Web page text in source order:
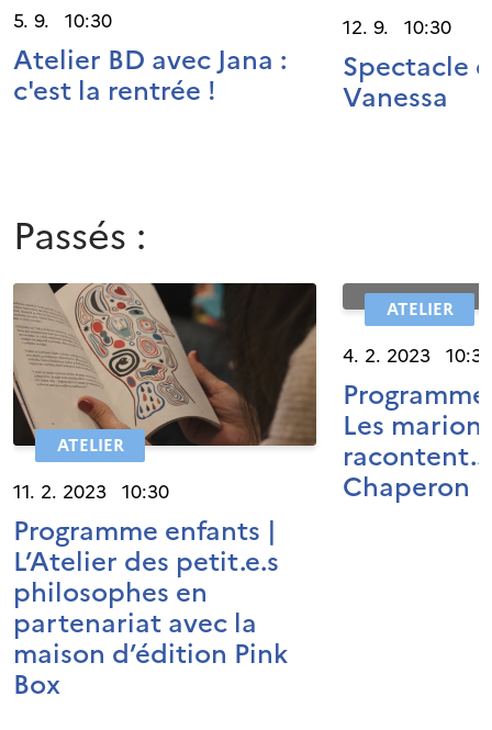
5. 9. 10:30
Atelier BD avec Jana :
c'est la rentrée !
12. 9. 10:30
Spectacle
Vanessa
Passés :
ATELIER
11. 2. 2023 10:30
Programme enfants |
L’Atelier des petit.e.s
philosophes en
partenariat avec la
maison d’édition Pink
Box
ATELIER
4. 2. 2023 10:30
Les
Chaperon